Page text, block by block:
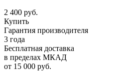
2 400 руб.
Купить
Гарантия производителя
3 года
Бесплатная доставка
в пределах МКАД
от 15 000 руб.